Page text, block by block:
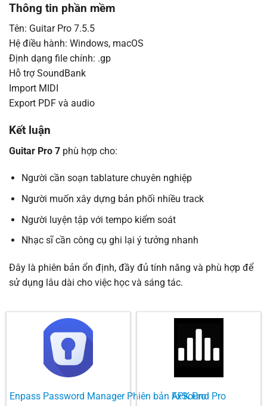
Thông tin phần mềm
Tên: Guitar Pro 7.5.5
Hệ điều hành: Windows, macOS
Định dạng file chính: .gp
Hỗ trợ SoundBank
Import MIDI
Export PDF và audio
Kết luận
Guitar Pro 7 phù hợp cho:
Người cần soạn tablature chuyên nghiệp
Người muốn xây dựng bản phối nhiều track
Người luyện tập với tempo kiểm soát
Nhạc sĩ cần công cụ ghi lại ý tưởng nhanh
Đây là phiên bản ổn định, đầy đủ tính năng và phù hợp để
sử dụng lâu dài cho việc học và sáng tác.
Enpass Password Manager Phiên bản APK Pro
FxSound Pro